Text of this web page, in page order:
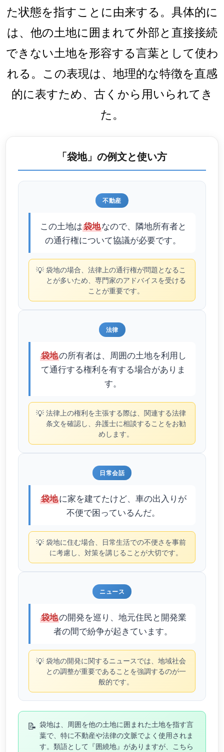
た状態を指すことに由来する。具体的に
は、他の土地に囲まれて外部と直接接続
できない土地を形容する言葉として使わ
れる。この表現は、地理的な特徴を直感
的に表すため、古くから用いられてき
た。
「袋地」の例文と使い方
不動産
この土地は袋地なので、隣地所有者と
の通行権について協議が必要です。
💡 袋地の場合、法律上の通行権が問題となるこ
とが多いため、専門家のアドバイスを受ける
ことが重要です。
法律
袋地の所有者は、周囲の土地を利用し
て通行する権利を有する場合がありま
す。
💡 法律上の権利を主張する際は、関連する法律
条文を確認し、弁護士に相談することをお勧
めします。
日常会話
袋地に家を建てたけど、車の出入りが
不便で困っているんだ。
💡 袋地に住む場合、日常生活での不便さを事前
に考慮し、対策を講じることが大切です。
ニュース
袋地の開発を巡り、地元住民と開発業
者の間で紛争が起きています。
💡 袋地の開発に関するニュースでは、地域社会
との調整が重要であることを強調するのが一
般的です。
📝 袋地は、周囲を他の土地に囲まれた土地を指す言
葉で、特に不動産や法律の文脈でよく使用されま
す。類語として『囲繞地』がありますが、こちら